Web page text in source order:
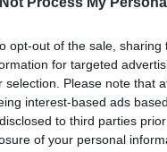
opt-out of the sale,
for targeted
selection. Please note that
interest-based ads
to third parties
of your personal
hogy megjelent
Keleti és a Nyugati
amit a
kormány háború